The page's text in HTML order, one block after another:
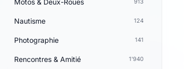
913
Nautisme 124
Photographie 141
Rencontres & Amitié 1'940